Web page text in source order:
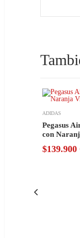
ADIDAS
Pegasus
con